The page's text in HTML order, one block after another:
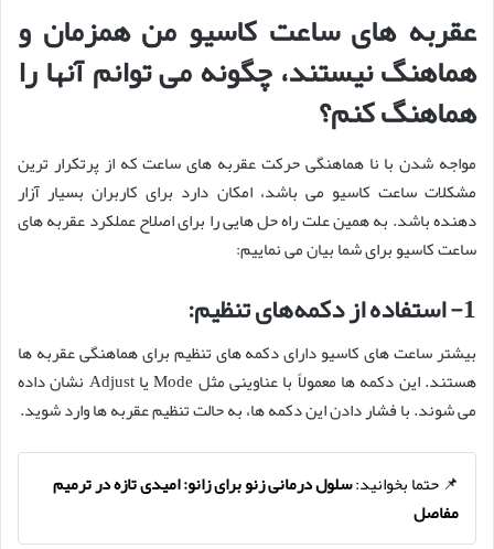
عقربه ‌های ساعت کاسیو من همزمان و
هماهنگ نیستند، چگونه می ‌توانم آنها را
هماهنگ کنم؟
مواجه شدن با نا هماهنگی حرکت عقربه ‌های ساعت که از پرتکرار ترین
مشکلات ساعت کاسیو می باشد، امکان دارد برای کاربران بسیار آزار
دهنده باشد. به همین علت راه حل هایی را برای اصلاح عملکرد عقربه های
ساعت کاسیو برای شما بیان می نماییم:
1- استفاده از دکمه‌های تنظیم:
بیشتر ساعت ‌های کاسیو دارای دکمه‌ های تنظیم برای هماهنگی عقربه ‌ها
هستند. این دکمه‌ ها معمولاً با عناوینی مثل Mode یا Adjust نشان داده
می شوند. با فشار دادن این دکمه‌ ها، به حالت تنظیم عقربه‌ ها وارد شوید.
📌 حتما بخوانید:سلول درمانی زنو برای زانو: امیدی تازه در ترمیم
مفاصل